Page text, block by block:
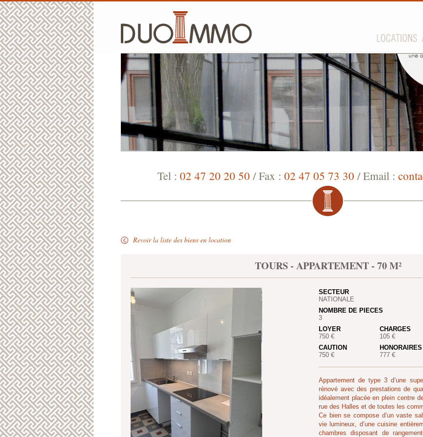
Tel : 02 47 20 20 50 / Fax : 02 47 05 73 30 / Email :
Revoir la liste des biens en location
TOURS - APPARTEMENT - 70 M²
SECTEUR
NATIONALE
NOMBRE DE PIECES
3
LOYER
750 €
CHARGES
105 €
CAUTION
750 €
HONORAIRES
777 €
Appartement de type 3 d’une
rénové avec des prestations de
idéalement placée en plein centre
rue des Halles et de toutes les
Ce bien se compose d’un vaste
vie lumineux, d’une cuisine
chambres disposant de